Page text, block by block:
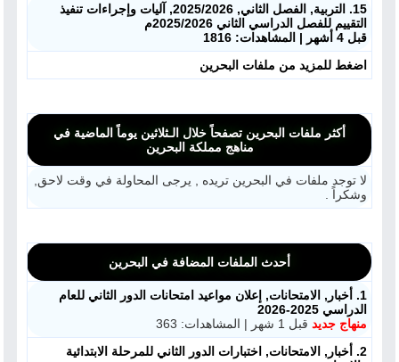
ملفات للمدرس
ملفات تعليمية
الكتب المدرسية
تسجيل دخول
15. التربية, الفصل الثاني, 2025/2026, آليات وإجراءات تنفيذ
التقييم للفصل الدراسي الثاني 2025/2026م
قبل 4 أشهر | المشاهدات: 1816
اضغط للمزيد من ملفات البحرين
أكثر ملفات البحرين تصفحاً خلال الـثلاثين يوماً الماضية في
مناهج مملكة البحرين
لا توجد ملفات في البحرين تريده , يرجى المحاولة في وقت لاحق,
وشكراً .
أحدث الملفات المضافة في البحرين
1. أخبار, الامتحانات, إعلان مواعيد امتحانات الدور الثاني للعام
الدراسي 2025-2026
منهاج جديد قبل 1 شهر | المشاهدات: 363
2. أخبار, الامتحانات, اختبارات الدور الثاني للمرحلة الابتدائية